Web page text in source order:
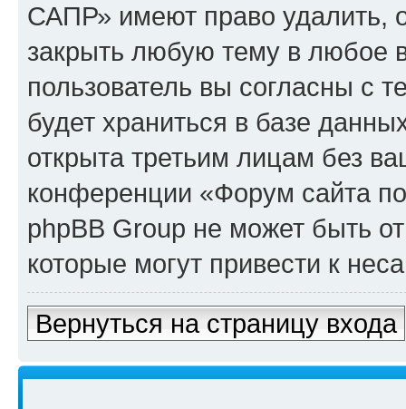
САПР» имеют право удалить,
закрыть любую тему в любое
пользователь вы согласны с
будет храниться в базе
открыта третьим лицам без
конференции «Форум сайта
phpBB Group не может быть
которые могут привести к
Вернуться на страницу входа